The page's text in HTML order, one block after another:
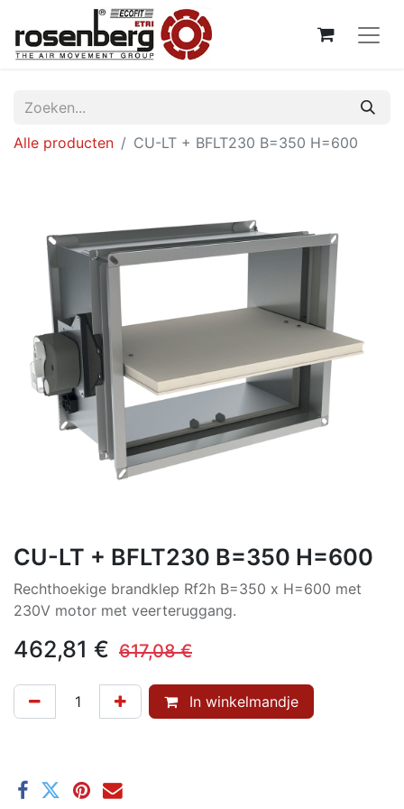
Alle producten CU-LT + BFLT230 B=350 H=600
CU-LT + BFLT230 B=350 H=600
Rechthoekige brandklep Rf2h B=350 x H=600 met
230V motor met veerteruggang.
462,81 € 617,08€
In winkelmandje